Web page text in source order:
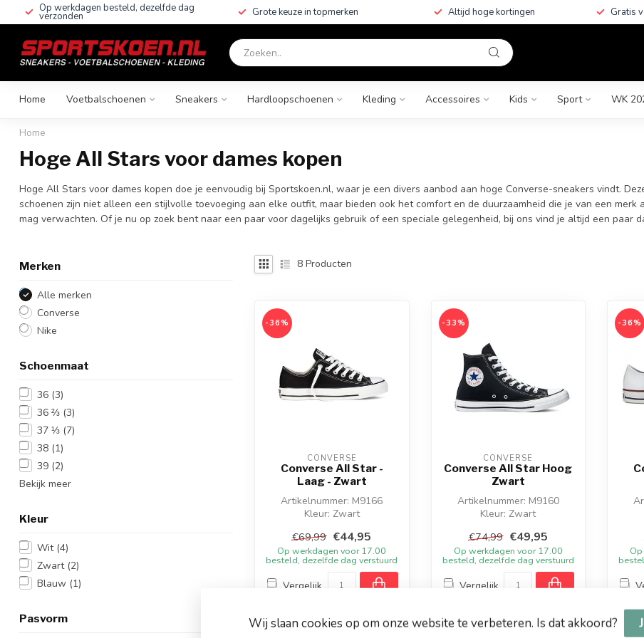
Op werkdagen besteld, dezelfde dag
verzonden Grote keuze in topmerken Altijd hoge kortingen Gratis
Home Voetbalschoenen Sneakers Hardloopschoenen Kleding Accessoires Kids Sport WK
Home
Hoge All Stars voor dames kopen
Hoge All Stars voor dames kopen doe je eenvoudig bij Sportskoen.nl, waar je een divers aanbod aan hoge Converse-sneakers vindt.
schoenen zijn niet alleen een stijlvolle toevoeging aan elke outfit, maar bieden ook het comfort en de duurzaamheid die je van een merk
mag verwachten. Of je nu op zoek bent naar een paar voor dagelijks gebruik of een speciale gelegenheid, bij ons vind je altijd een paar
Merken
Alle merken
Converse
Nike
Schoenmaat
36 (3)
36 ⅔ (3)
37 ⅓ (7)
38 (1)
39 (2)
Bekijk meer
Kleur
Wit (4)
Zwart (2)
Blauw (1)
Pasvorm
8 Producten
-36%
CONVERSE
Converse All Star -
Laag - Zwart
Artikelnummer: M9166
Kleur: Zwart
Converse All ...
€69,99 €44,95
Op werkdagen voor 17.00
besteld, dezelfde dag verstuurd
Vergelijk
-33%
CONVERSE
Converse All Star Hoog
Zwart
Artikelnummer: M9160
Kleur: Zwart
€74,99 €49,95
Op werkdagen voor 17.00
besteld, dezelfde dag verstuurd
Vergelijk
-36%
Wij slaan cookies op om onze website te verbeteren. Is dat akkoord?